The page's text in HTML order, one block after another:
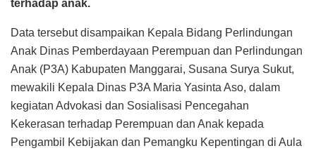
terhadap anak.
Data tersebut disampaikan Kepala Bidang Perlindungan
Anak Dinas Pemberdayaan Perempuan dan Perlindungan
Anak (P3A) Kabupaten Manggarai, Susana Surya Sukut,
mewakili Kepala Dinas P3A Maria Yasinta Aso, dalam
kegiatan Advokasi dan Sosialisasi Pencegahan
Kekerasan terhadap Perempuan dan Anak kepada
Pengambil Kebijakan dan Pemangku Kepentingan di Aula